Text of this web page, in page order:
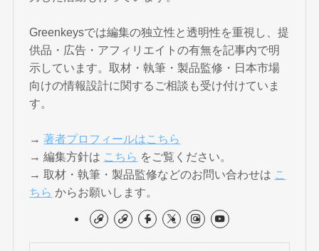
Greenkeysでは編集の独立性と透明性を重視し、提
供品・広告・アフィリエイトの有無を記事内で明
示しています。取材・執筆・製品監修・日本市場
向けの情報設計に関するご相談も受け付けていま
す。
→著者プロフィールはこちら
→ 編集方針は こちら をご覧ください。
→ 取材・執筆・製品監修などのお問い合わせは こ
ちら からお願いします。